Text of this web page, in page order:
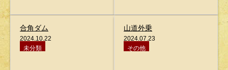
合角ダム
2024.10.22
未分類
山道外乗
2024.07.23
その他